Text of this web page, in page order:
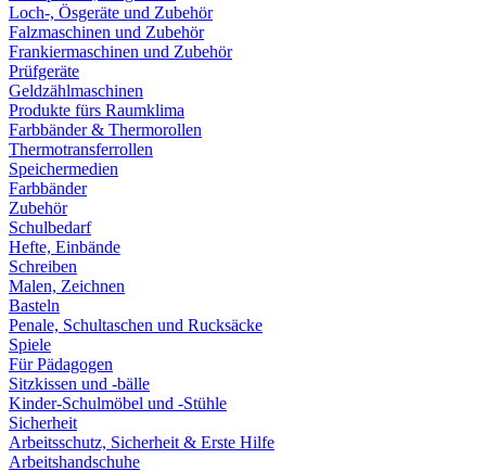
Loch-, Ösgeräte und Zubehör
Falzmaschinen und Zubehör
Frankiermaschinen und Zubehör
Prüfgeräte
Geldzählmaschinen
Produkte fürs Raumklima
Farbbänder & Thermorollen
Thermotransferrollen
Speichermedien
Farbbänder
Zubehör
Schulbedarf
Hefte, Einbände
Schreiben
Malen, Zeichnen
Basteln
Penale, Schultaschen und Rucksäcke
Spiele
Für Pädagogen
Sitzkissen und -bälle
Kinder-Schulmöbel und -Stühle
Sicherheit
Arbeitsschutz, Sicherheit & Erste Hilfe
Arbeitshandschuhe